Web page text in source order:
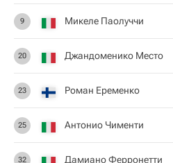
9 Микеле Паолуччи
20 Джандоменико Место
23 Роман Еременко
25 Антонио Чименти
32 Дамиано Ферронетти